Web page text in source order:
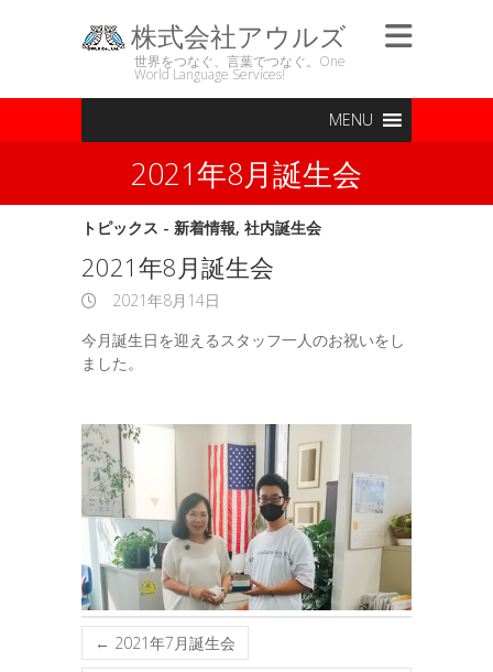
株式会社アウルズ
世界をつなぐ、言葉でつなぐ。One
World Language Services!
MENU
2021年8月誕生会
トピックス - 新着情報, 社内誕生会
2021年8月誕生会
2021年8月14日
今月誕生日を迎えるスタッフ一人のお祝いをし
ました。
← 2021年7月誕生会